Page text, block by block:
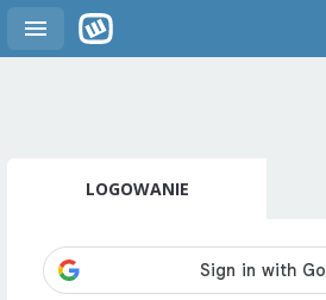
LOGOWANIE